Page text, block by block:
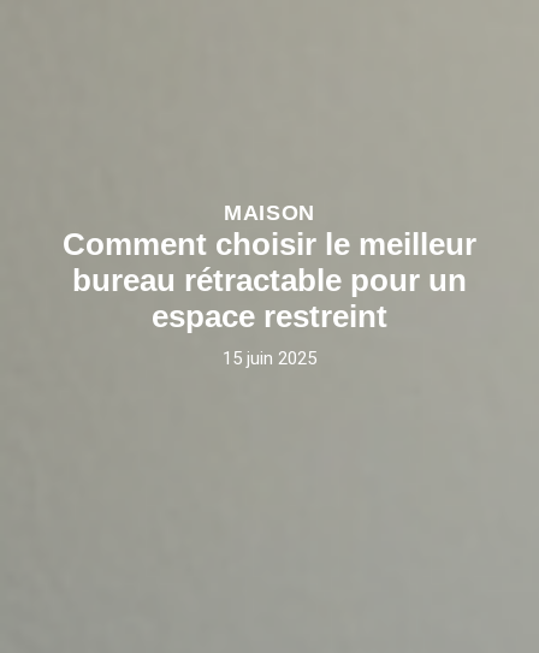
MAISON
Comment choisir le meilleur
bureau rétractable pour un
espace restreint
15 juin 2025